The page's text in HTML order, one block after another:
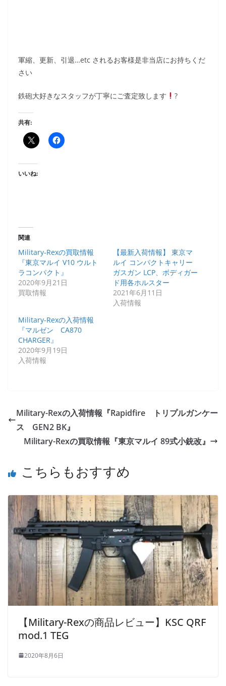
軍縮、更新、引退…etc されるお客様是非当店にお持ちくだ
さい
鉄砲大好きなスタッフが丁寧にご査定致します ?
共有:
いいね:
関連
Military-Rexの買取情報
『東京マルイ V10 ウルト
ラコンパクト』
2020年9月21日
買取情報
【最新入荷情報】 東京マ
ルイ コンパクトキャリー
ガスガン LCP、ボディガー
ド用各ホルスター
2021年6月11日
入荷情報
Military-Rexの入荷情報
『マルゼン CA870
CHARGER』
2020年9月19日
入荷情報
Military-Rexの入荷情報『Rapidfire トリプルガンケー
ス GEN2 BK』
Military-Rexの買取情報『東京マルイ 89式小銃改』
こちらもおすすめ
【Military-Rexの商品レビュー】KSC QRF
mod.1 TEG
2020年8月6日